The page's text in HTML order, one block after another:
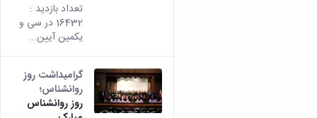
تعداد بازدید :
16432 در سی و
یکمین آیین...
گرامیداشت روز
روانشناس؛
روز روانشناس